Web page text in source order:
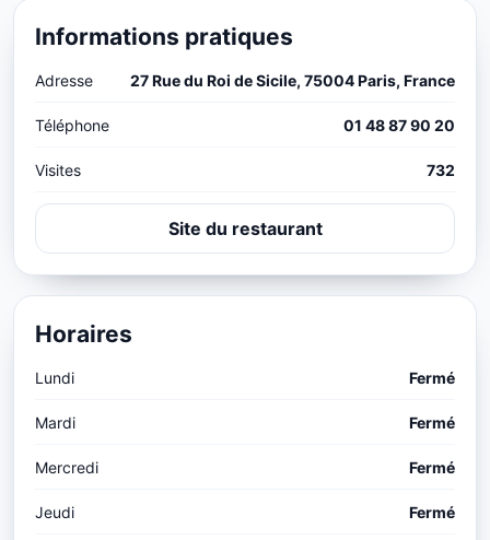
Informations pratiques
Adresse 27 Rue du Roi de Sicile, 75004 Paris, France
Téléphone 01 48 87 90 20
Visites 732
Site du restaurant
Horaires
Lundi Fermé
Mardi Fermé
Mercredi Fermé
Jeudi Fermé